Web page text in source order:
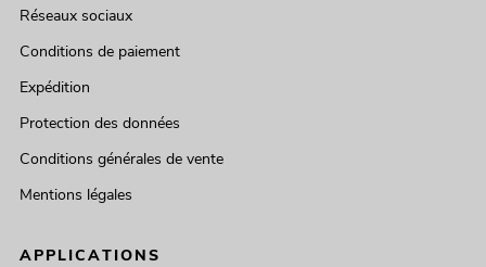
Réseaux sociaux
Conditions de paiement
Expédition
Protection des données
Conditions générales de vente
Mentions légales
APPLICATIONS